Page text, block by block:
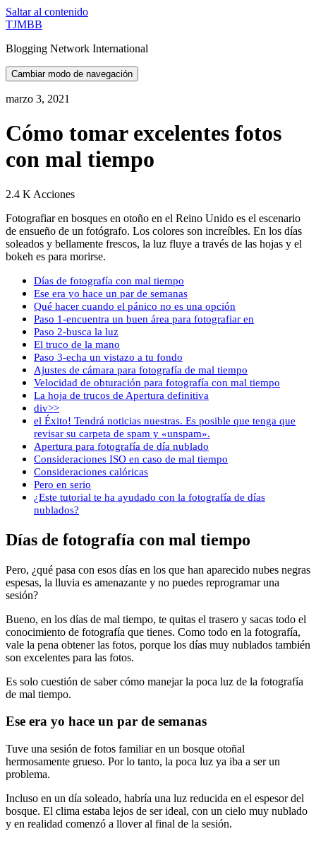
Saltar al contenido
TJMBB
Blogging Network International
Cambiar modo de navegación
marzo 3, 2021
Cómo tomar excelentes fotos
con mal tiempo
2.4 K Acciones
Fotografiar en bosques en otoño en el Reino Unido es el escenario
de ensueño de un fotógrafo. Los colores son increíbles. En los días
soleados y bellamente frescos, la luz fluye a través de las hojas y el
bokeh es para morirse.
Días de fotografía con mal tiempo
Ese era yo hace un par de semanas
Qué hacer cuando el pánico no es una opción
Paso 1-encuentra un buen área para fotografiar en
Paso 2-busca la luz
El truco de la mano
Paso 3-echa un vistazo a tu fondo
Ajustes de cámara para fotografía de mal tiempo
Velocidad de obturación para fotografía con mal tiempo
La hoja de trucos de Apertura definitiva
div>>
el Éxito! Tendrá noticias nuestras. Es posible que tenga que
revisar su carpeta de spam y «unspam».
Apertura para fotografía de día nublado
Consideraciones ISO en caso de mal tiempo
Consideraciones calóricas
Pero en serio
¿Este tutorial te ha ayudado con la fotografía de días
nublados?
Días de fotografía con mal tiempo
Pero, ¿qué pasa con esos días en los que han aparecido nubes negras
espesas, la lluvia es amenazante y no puedes reprogramar una
sesión?
Bueno, en los días de mal tiempo, te quitas el trasero y sacas todo el
conocimiento de fotografía que tienes. Como todo en la fotografía,
vale la pena obtener las fotos, porque los días muy nublados también
son excelentes para las fotos.
Es solo cuestión de saber cómo manejar la poca luz de la fotografía
de mal tiempo.
Ese era yo hace un par de semanas
Tuve una sesión de fotos familiar en un bosque otoñal
hermosamente grueso. Por lo tanto, la poca luz ya iba a ser un
problema.
Incluso en un día soleado, habría una luz reducida en el espesor del
bosque. El clima estaba lejos de ser ideal, con un cielo muy nublado
y en realidad comenzó a llover al final de la sesión.